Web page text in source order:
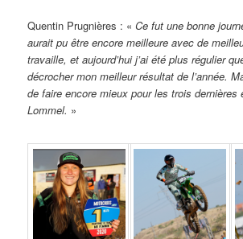
Quentin Prugnières : «Ce fut une bonne
aurait pu être encore meilleure avec de
travaille, et aujourd’hui j’ai été plus régulier
décrocher mon meilleur résultat de l’année.
de faire encore mieux pour les trois dernières
Lommel. »